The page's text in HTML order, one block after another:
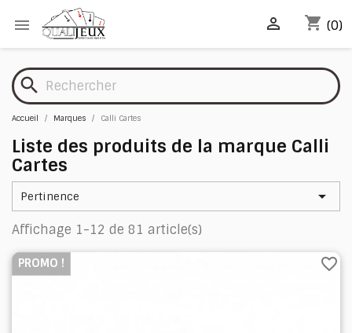
 shopping_cart (0)

search
Accueil Marques Calli Cartes
Liste des produits de la marque Calli
Cartes
Pertinence 
Affichage 1-12 de 81 article(s)
PROMO ! favorite_border